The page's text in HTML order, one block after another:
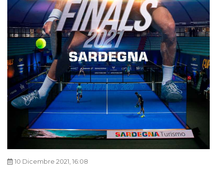
10 Dicembre 2021, 16:08